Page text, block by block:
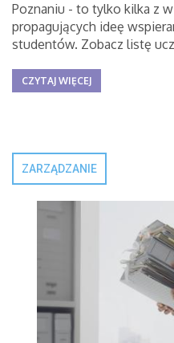
Poznaniu - to tylko kilka z
propagujących ideę
studentów. Zobacz listę
CZYTAJ WIĘCEJ
ZARZĄDZANIE